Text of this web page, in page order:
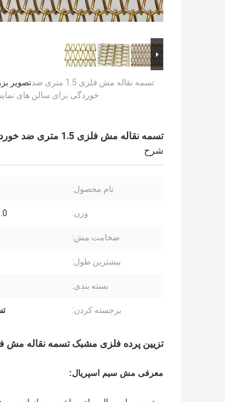
تصویرتسمه نقاله مش فلزی 1.5 متری ضد
خوردگی برای سالن های
تسمه نقاله مش فلزی 1.5 متری ضد خوردگی برای سالن های نمایشگاه
شرح
نام محصول:
وزن: 5.0 کیلوگرم
ضخامت مش:
بیشترین طول:
بسته بندی:
برجسته کردن:
تزیین پرده فلزی مشبک تسمه نقاله مش
معرفی مش سیم اسپریال: